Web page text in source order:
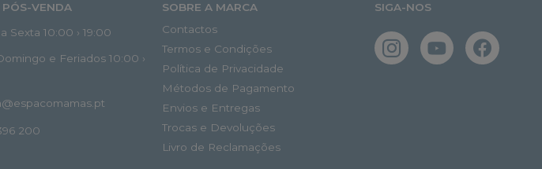
PÓS-VENDA
Sexta 10:00 › 19:00
e Feriados 10:00 ›
200
SOBRE A MARCA
Contactos
Termos e Condições
Política de Privacidade
Métodos de Pagamento
Envios e Entregas
Trocas e Devoluções
Livro de Reclamações
SIGA-NOS